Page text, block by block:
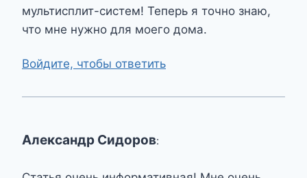
мультисплит-систем! Теперь я точно знаю,
что мне нужно для моего дома.
Войдите, чтобы ответить
Александр Сидоров: